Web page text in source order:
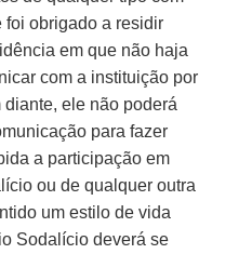
obrigado a residir
em que não haja
com a instituição por
ele não poderá
para fazer
a participação em
ou de qualquer outra
um estilo de vida
Sodalício deverá se